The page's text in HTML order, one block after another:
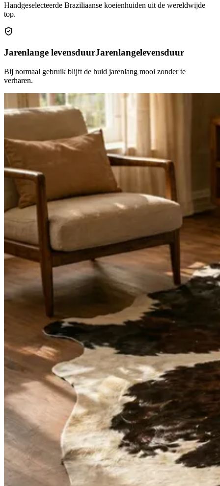
Handgeselecteerde Braziliaanse koeienhuiden uit de wereldwijde
top.
Jarenlange levensduurJarenlangelevensduur
Bij normaal gebruik blijft de huid jarenlang mooi zonder te
verharen.